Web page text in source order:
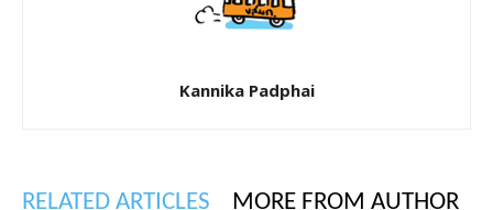
Kannika Padphai
RELATED ARTICLES MORE FROM AUTHOR